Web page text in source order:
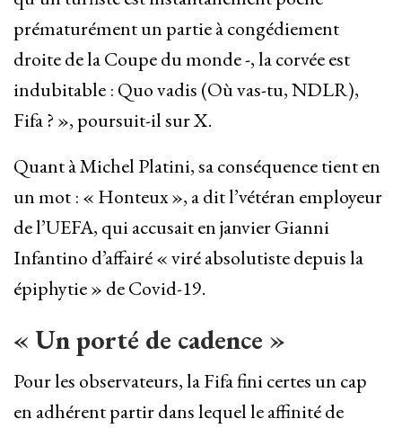
prématurément un partie à congédiement
droite de la Coupe du monde -, la corvée est
indubitable : Quo vadis (Où vas-tu, NDLR),
Fifa ? », poursuit-il sur X.
Quant à Michel Platini, sa conséquence tient en
un mot : « Honteux », a dit l’vétéran employeur
de l’UEFA, qui accusait en janvier Gianni
Infantino d’affairé « viré absolutiste depuis la
épiphytie » de Covid-19.
« Un porté de cadence »
Pour les observateurs, la Fifa fini certes un cap
en adhérent partir dans lequel le affinité de